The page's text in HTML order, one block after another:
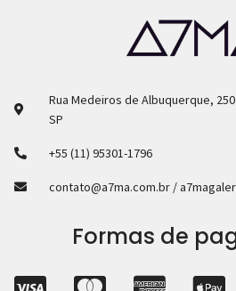
Rua Medeiros de Albuquerque, 250
SP
+55 (11) 95301-1796
contato@a7ma.com.br /
Formas de